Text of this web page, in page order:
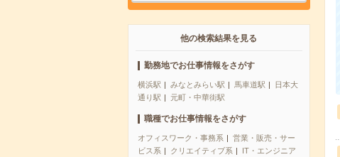
他の検索結果を見る
勤務地でお仕事情報をさがす
横浜駅 みなとみらい駅 馬車道駅
日本大
通り駅
元町・中華街駅
職種でお仕事情報をさがす
オフィスワーク・事務系
営業・販売・サー
ビス系
クリエイティブ系
IT・エンジニア